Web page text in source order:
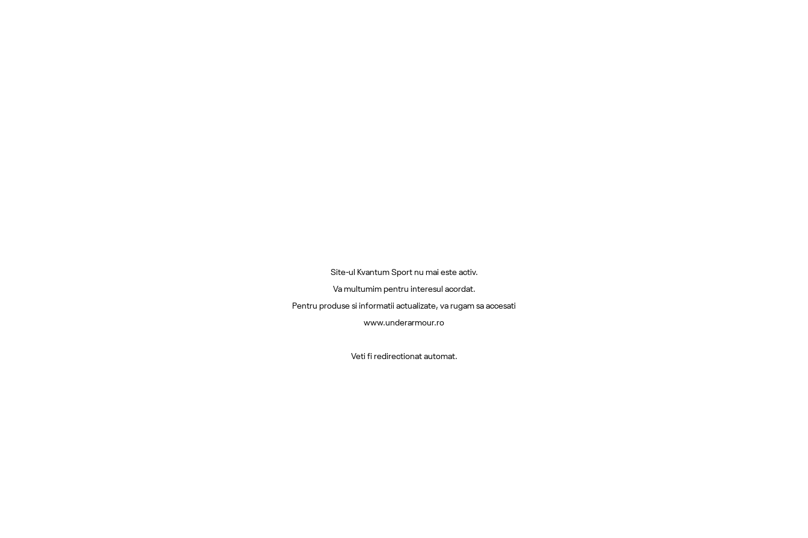
Site-ul Kvantum Sport nu mai este activ.
Va multumim pentru interesul acordat.
Pentru produse si informatii actualizate, va rugam sa accesati
www.underarmour.ro
Veti fi redirectionat automat.